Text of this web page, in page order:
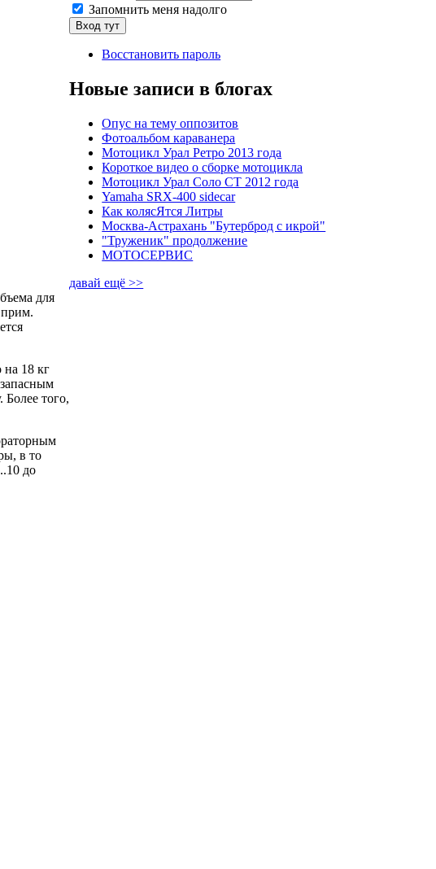
для
на 18 кг
того,
в то
до
Запомнить меня надолго
Восстановить пароль
Новые записи в блогах
Опус на тему оппозитов
Фотоальбом караванера
Мотоцикл Урал Ретро 2013 года
Короткое видео о сборке мотоцикла
Мотоцикл Урал Соло СТ 2012 года
Yamaha SRX-400 sidecar
Как колясЯтся Литры
Москва-Астрахань "Бутерброд с икрой"
"Труженик" продолжение
МОТОСЕРВИС
давай ещё >>